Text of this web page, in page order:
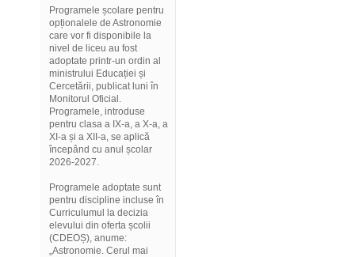
Programele școlare pentru
opționalele de Astronomie
care vor fi disponibile la
nivel de liceu au fost
adoptate printr-un ordin al
ministrului Educației și
Cercetării, publicat luni în
Monitorul Oficial.
Programele, introduse
pentru clasa a IX-a, a X-a, a
XI-a și a XII-a, se aplică
începând cu anul școlar
2026-2027.
Programele adoptate sunt
pentru discipline incluse în
Curriculumul la decizia
elevului din oferta școlii
(CDEOȘ), anume:
„Astronomie. Cerul mai